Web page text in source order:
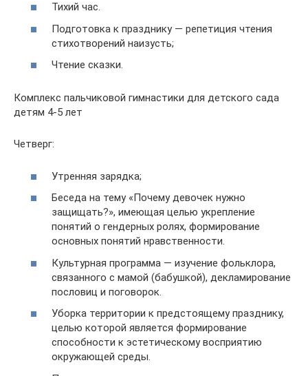
Тихий час.
Подготовка к празднику — репетиция чтения
стихотворений наизусть;
Чтение сказки.
Комплекс пальчиковой гимнастики для детского сада
детям 4-5 лет
Четверг:
Утренняя зарядка;
Беседа на тему «Почему девочек нужно
защищать?», имеющая целью укрепление
понятий о гендерных ролях, формирование
основных понятий нравственности.
Культурная программа — изучение фольклора,
связанного с мамой (бабушкой), декламирование
пословиц и поговорок.
Уборка территории к предстоящему празднику,
целью которой является формирование
способности к эстетическому восприятию
окружающей среды.